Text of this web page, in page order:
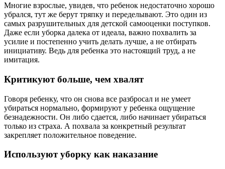
Многие взрослые, увидев, что ребенок недостаточно хорошо
убрался, тут же берут тряпку и переделывают. Это один из
самых разрушительных для детской самооценки поступков.
Даже если уборка далека от идеала, важно похвалить за
усилие и постепенно учить делать лучше, а не отбирать
инициативу. Ведь для ребенка это настоящий труд, а не
имитация.
Критикуют больше, чем хвалят
Говоря ребенку, что он снова все разбросал и не умеет
убираться нормально, формируют у ребенка ощущение
безнадежности. Он либо сдается, либо начинает убираться
только из страха. А похвала за конкретный результат
закрепляет положительное поведение.
Используют уборку как наказание